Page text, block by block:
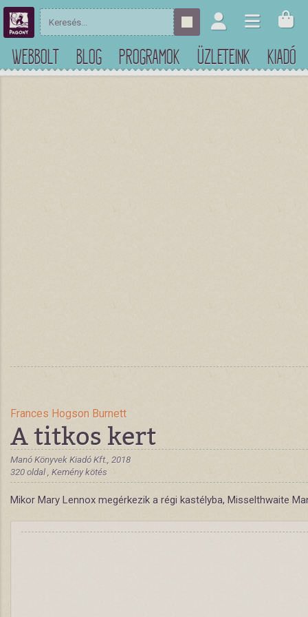
WEBBOLT BLOG PROGRAMOK ÜZLETEINK KIADÓ
Frances Hogson Burnett
A titkos kert
Manó Könyvek Kiadó Kft., 2018
320 oldal , Kemény kötés
Mikor Mary Lennox megérkezik a régi kastélyba, Misselthwaite